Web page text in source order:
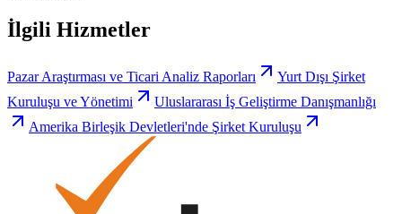
İlgili Hizmetler
Pazar Araştırması ve Ticari Analiz Raporları
Yurt Dışı Şirket
Kuruluşu ve Yönetimi
Uluslararası İş Geliştirme Danışmanlığı
Amerika Birleşik Devletleri'nde Şirket Kuruluşu